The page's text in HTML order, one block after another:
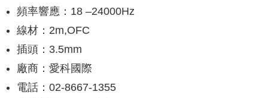
頻率響應：18 –24000Hz
線材：2m,OFC
插頭：3.5mm
廠商：愛科國際
電話：02-8667-1355